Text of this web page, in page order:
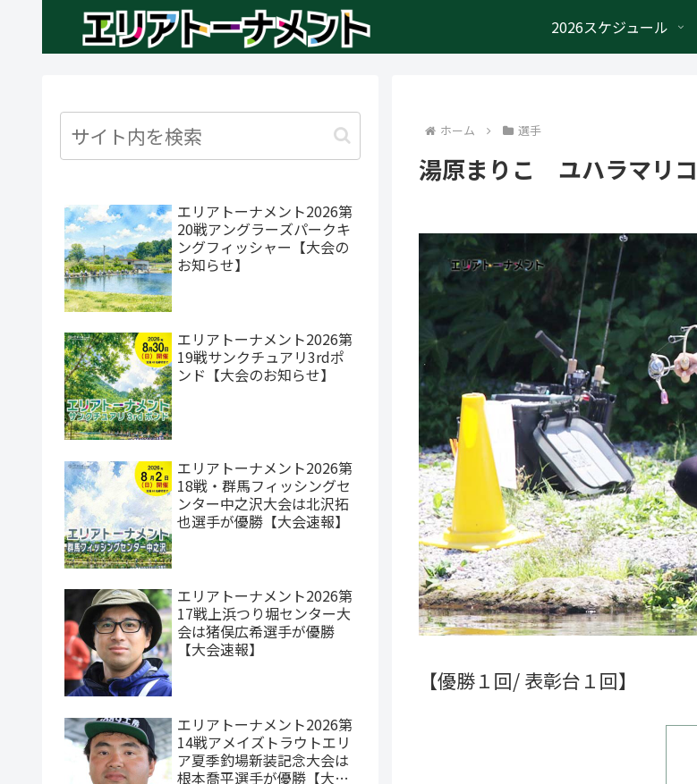
2026スケジュール
ホーム 選手
湯原まりこ ユハラマリコ
【優勝１回/ 表彰台１回】
エリアトーナメント2026第
20戦アングラーズパークキ
ングフィッシャー【大会の
お知らせ】
エリアトーナメント2026第
19戦サンクチュアリ3rdポ
ンド【大会のお知らせ】
エリアトーナメント2026第
18戦・群馬フィッシングセ
ンター中之沢大会は北沢拓
也選手が優勝【大会速報】
エリアトーナメント2026第
17戦上浜つり堀センター大
会は猪俣広希選手が優勝
【大会速報】
エリアトーナメント2026第
14戦アメイズトラウトエリ
ア夏季釣場新装記念大会は
根本喬平選手が優勝【大会